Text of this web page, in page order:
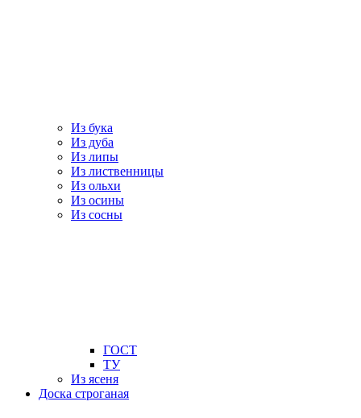
Из бука
Из дуба
Из липы
Из лиственницы
Из ольхи
Из осины
Из сосны
ГОСТ
ТУ
Из ясеня
Доска строганая